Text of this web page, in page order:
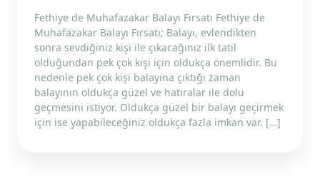
Fethiye de Muhafazakar Balayı Fırsatı Fethiye de
Muhafazakar Balayı Fırsatı; Balayı, evlendikten
sonra sevdiğiniz kişi ile çıkacağınız ilk tatil
olduğundan pek çok kişi için oldukça önemlidir. Bu
nedenle pek çok kişi balayına çıktığı zaman
balayının oldukça güzel ve hatıralar ile dolu
geçmesini istiyor. Oldukça güzel bir balayı geçirmek
için ise yapabileceğiniz oldukça fazla imkan var. […]